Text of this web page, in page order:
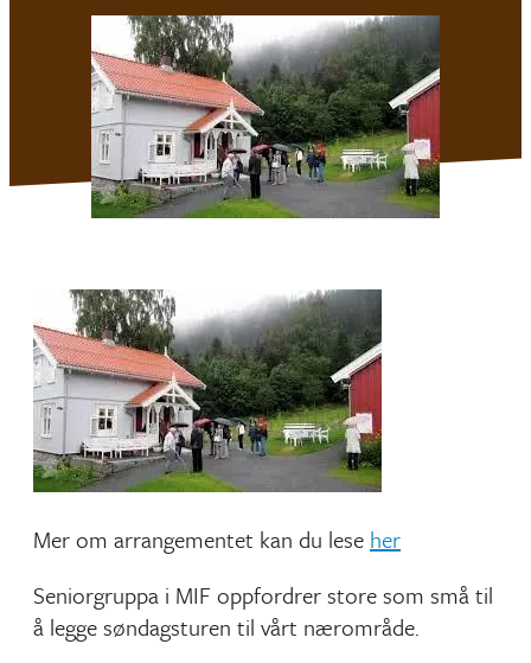
Mer om arrangementet kan du lese her
Seniorgruppa i MIF oppfordrer store som små til
å legge søndagsturen til vårt nærområde.